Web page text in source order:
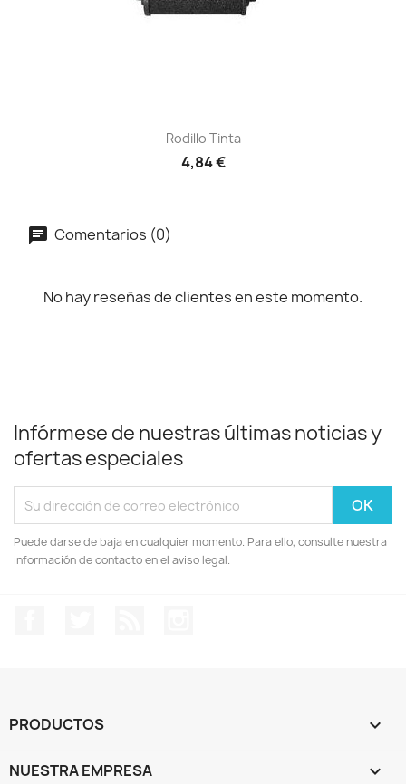
Rodillo Tinta
4,84 €
Comentarios (0)
No hay reseñas de clientes en este momento.
Infórmese de nuestras últimas noticias y
ofertas especiales
Puede darse de baja en cualquier momento. Para ello, consulte nuestra
información de contacto en el aviso legal.
PRODUCTOS 
NUESTRA EMPRESA 